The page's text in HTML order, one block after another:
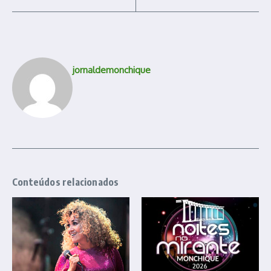
jornaldemonchique
Conteúdos relacionados